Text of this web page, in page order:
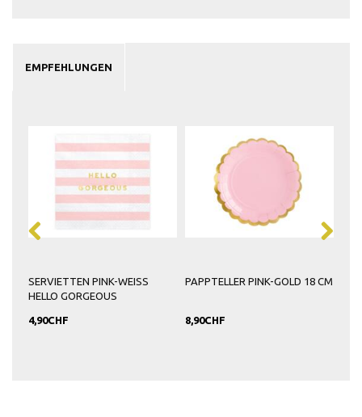
EMPFEHLUNGEN
SERVIETTEN PINK-WEISS
HELLO GORGEOUS
4,90CHF
PAPPTELLER PINK-GOLD 18 CM
8,90CHF